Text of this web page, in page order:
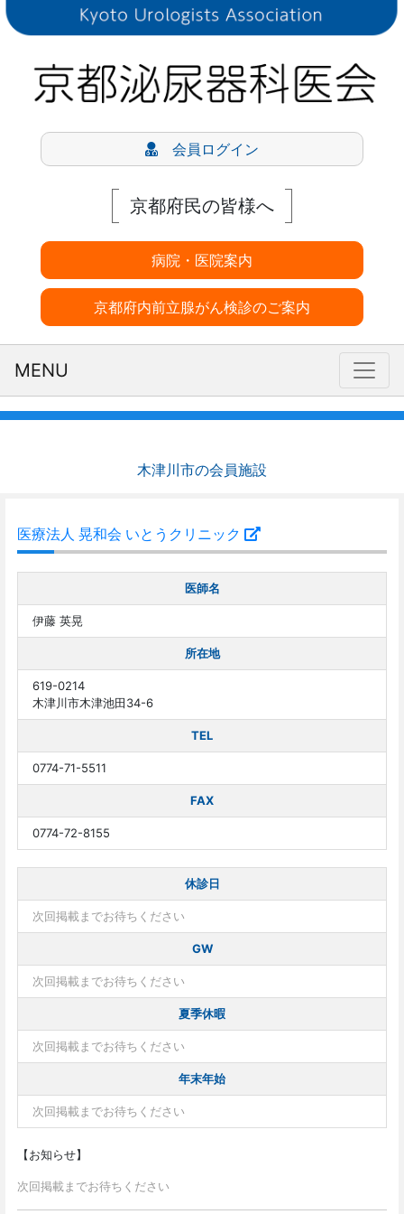
会員ログイン
京都府民の皆様へ
病院・医院案内
京都府内前立腺がん検診のご案内
MENU
木津川市の会員施設
医療法人 晃和会 いとうクリニック
医師名
伊藤 英晃
所在地
619-0214
木津川市木津池田34-6
TEL
0774-71-5511
FAX
0774-72-8155
休診日
次回掲載までお待ちください
GW
次回掲載までお待ちください
夏季休暇
次回掲載までお待ちください
年末年始
次回掲載までお待ちください
【お知らせ】
次回掲載までお待ちください